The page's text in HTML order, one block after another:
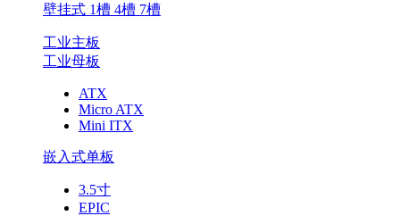
壁挂式 1槽 4槽 7槽
工业主板
工业母板
ATX
Micro ATX
Mini ITX
嵌入式单板
3.5寸
EPIC